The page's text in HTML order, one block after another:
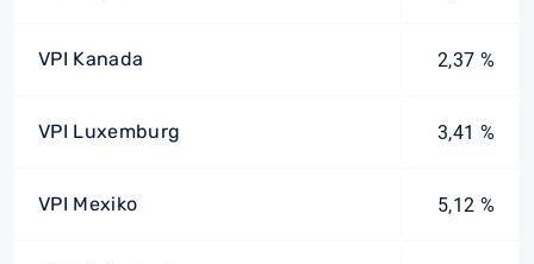
VPI Kanada 2,37 %
VPI Luxemburg 3,41 %
VPI Mexiko 5,12 %